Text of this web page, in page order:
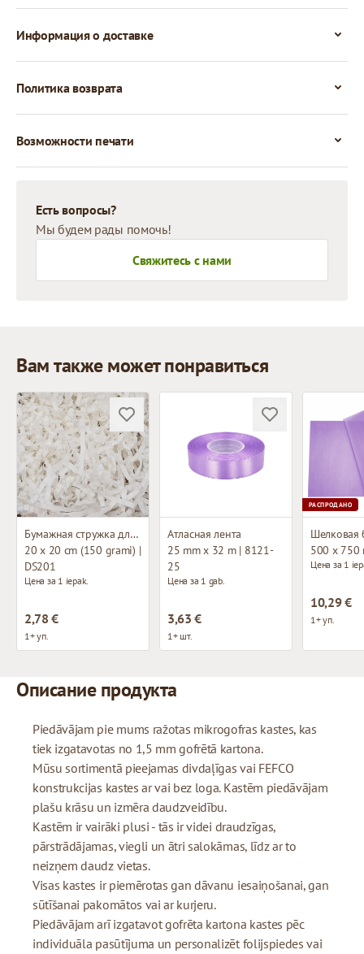
Информация о доставке
Политика возврата
Возможности печати
Есть вопросы?
Мы будем рады помочь!
Свяжитесь с нами
Вам также может понравиться
Бумажная стружка для декорирования
20 x 20 cm (150 grami) |
DS201
Цена за 1 iepak.
2,78 €
1+ уп.
Атласная лента
25 mm x 32 m | 8121-
25
Цена за 1 gab.
3,63 €
1+ шт.
РАСПРОДАНО
Шелковая
500 x 750
Цена за 1
10,29 €
1+ уп.
Описание продукта
Piedāvājam pie mums ražotas mikrogofras kastes, kas
tiek izgatavotas no 1,5 mm gofrētā kartona.
Mūsu sortimentā pieejamas divdaļīgas vai FEFCO
konstrukcijas kastes ar vai bez loga. Kastēm piedāvājam
plašu krāsu un izmēra daudzveidību.
Kastēm ir vairāki plusi - tās ir videi draudzīgas,
pārstrādājamas, viegli un ātri salokāmas, līdz ar to
neizņem daudz vietas.
Visas kastes ir piemērotas gan dāvanu iesaiņošanai, gan
sūtīšanai pakomātos vai ar kurjeru.
Piedāvājam arī izgatavot gofrēta kartona kastes pēc
individuāla pasūtījuma un personalizēt folijspiedes vai